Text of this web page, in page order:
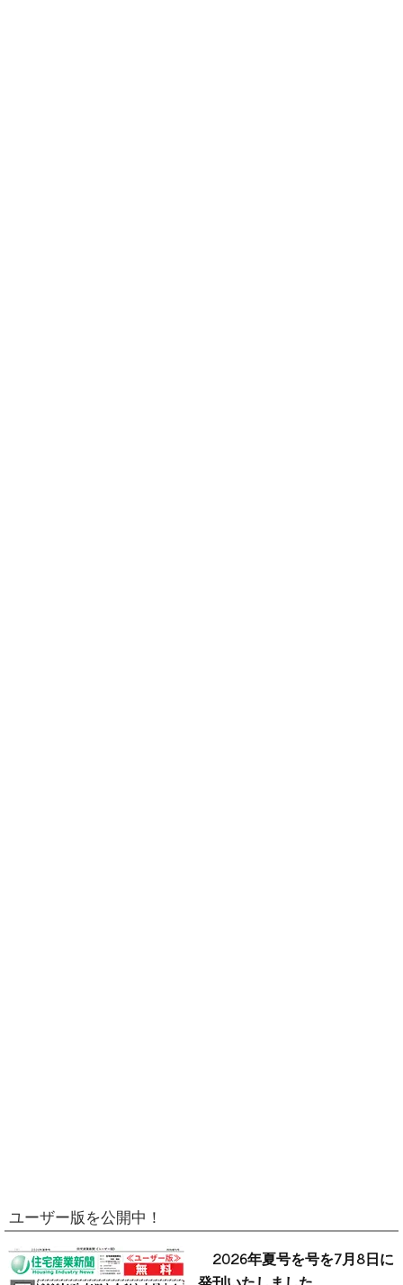
ユーザー版を公開中！
2026年夏号を号を7月8日に